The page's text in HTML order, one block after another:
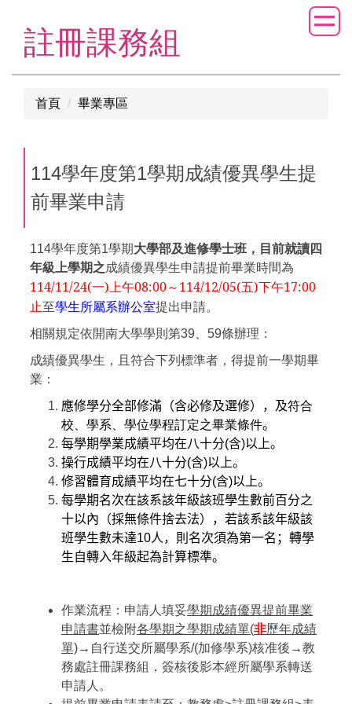
註冊課務組
首頁 畢業專區
114學年度第1學期成績優異學生提
前畢業申請
114學年度第1學期大學部及進修學士班，目前就讀四
年級上學期之成績優異學生申請提前畢業時間為
114/11/24(一)上午08:00～114/12/05(五)下午17:00
止至學生所屬系辦公室提出申請。
相關規定依開南大學學則第39、59條辦理：
成績優異學生，且符合下列標準者，得提前一學期畢
業：
應修學分全部修滿（含必修及選修），及符合
校、學系、學位學程訂定之畢業條件。
每學期學業成績平均在八十分(含)以上。
操行成績平均在八十分(含)以上。
修習體育成績平均在七十分(含)以上。
每學期名次在該系該年級該班學生數前百分之
十以內（採無條件捨去法），若該系該年級該
班學生數未達10人，則名次須為第一名；轉學
生自轉入年級起為計算標準。
作業流程：申請人填妥學期成績優異提前畢業
申請書並檢附各學期之學期成績單(非歷年成績
單)→自行送交所屬學系/(加修學系)核准後→教
務處註冊課務組，簽核後影本經所屬學系轉送
申請人。